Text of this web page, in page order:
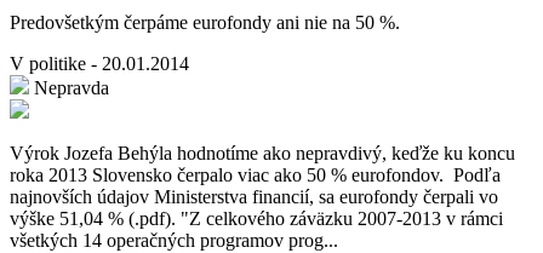
Predovšetkým čerpáme eurofondy ani nie na 50 %.
V politike - 20.01.2014
Nepravda
Výrok Jozefa Behýla hodnotíme ako nepravdivý, keďže ku koncu
roka 2013 Slovensko čerpalo viac ako 50 % eurofondov. Podľa
najnovších údajov Ministerstva financií, sa eurofondy čerpali vo
výške 51,04 % (.pdf). "Z celkového záväzku 2007-2013 v rámci
všetkých 14 operačných programov prog...